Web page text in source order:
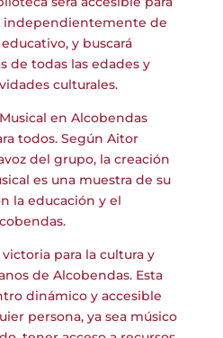
independientemente de
y buscará
de todas las edades y
culturales.
en Alcobendas
todos. Según Aitor
del grupo, la creación
es una muestra de su
la educación y el
para la cultura y
de Alcobendas. Esta
dinámico y accesible
persona, ya sea músico